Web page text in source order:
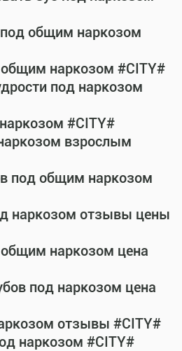
общим наркозом
наркозом #CITY#
под наркозом
#CITY#
взрослым
под общим наркозом
наркозом отзывы цены
наркозом цена
под наркозом цена
отзывы #CITY#
наркозом #CITY#